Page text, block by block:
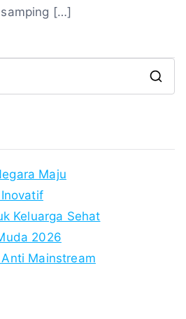
[…]
Maju
Keluarga Sehat
2026
Mainstream